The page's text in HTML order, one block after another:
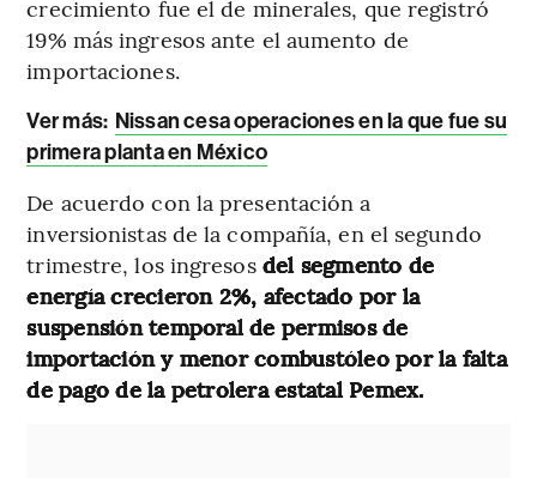
crecimiento fue el de minerales, que registró
19% más ingresos ante el aumento de
importaciones.
Ver más: Nissan cesa operaciones en la que fue su
primera planta en México
De acuerdo con la presentación a
inversionistas de la compañía, en el segundo
trimestre, los ingresos del segmento de
energía crecieron 2%, afectado por la
suspensión temporal de permisos de
importación y menor combustóleo por la falta
de pago de la petrolera estatal Pemex.